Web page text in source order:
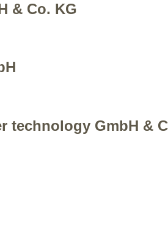
& Co. KG
technology GmbH &